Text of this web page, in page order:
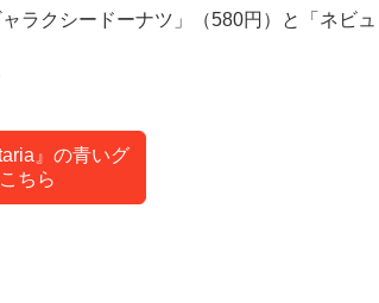
ラクシードーナツ」（580円）と「ネビュ
』の青いグ
ちら